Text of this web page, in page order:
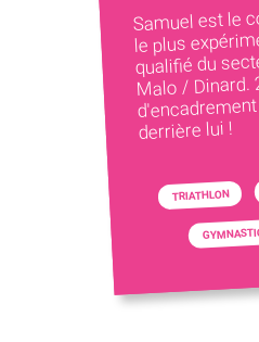
Samuel est le
le plus
qualifié du
Malo / Dinard.
derrière lui !
TRIATHLON